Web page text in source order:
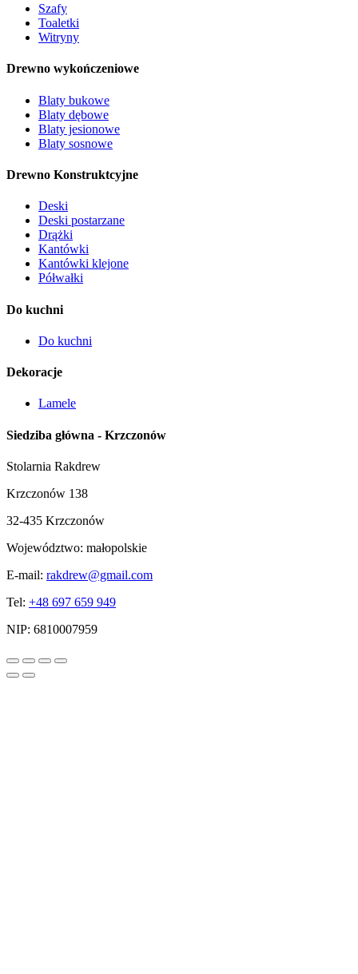
Szafy
Toaletki
Witryny
Drewno wykończeniowe
Blaty bukowe
Blaty dębowe
Blaty jesionowe
Blaty sosnowe
Drewno Konstruktcyjne
Deski
Deski postarzane
Drążki
Kantówki
Kantówki klejone
Półwałki
Do kuchni
Do kuchni
Dekoracje
Lamele
Siedziba główna - Krzczonów
Stolarnia Rakdrew
Krzczonów 138
32-435 Krzczonów
Województwo: małopolskie
E-mail: rakdrew@gmail.com
Tel: +48 697 659 949
NIP: 6810007959